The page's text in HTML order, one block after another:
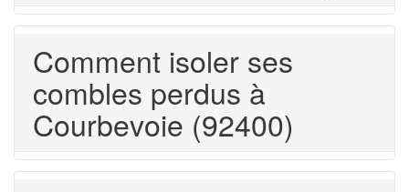
Comment isoler ses
combles perdus à
Courbevoie (92400)